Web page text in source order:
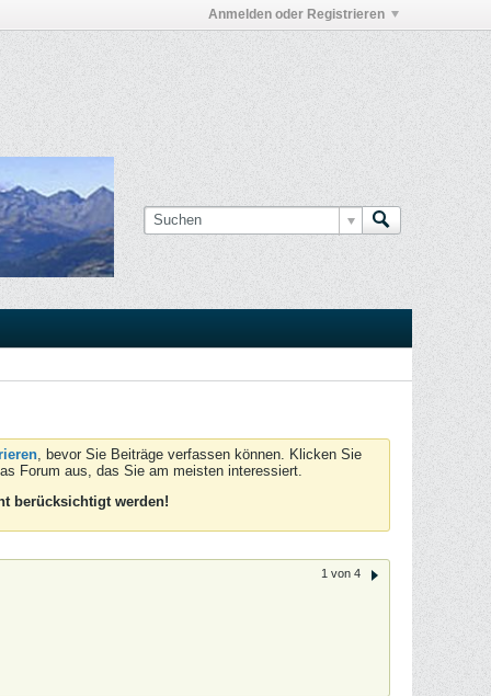
Anmelden oder Registrieren
, bevor Sie Beiträge verfassen können. Klicken Sie
Forum aus, das Sie am meisten interessiert.
berücksichtigt werden!
1 von 4